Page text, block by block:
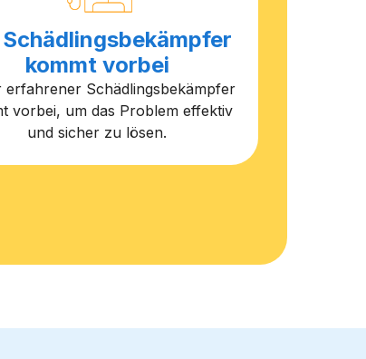
kommt vorbei
erfahrener Schädlingsbekämpfer
vorbei, um das Problem effektiv
und sicher zu lösen.